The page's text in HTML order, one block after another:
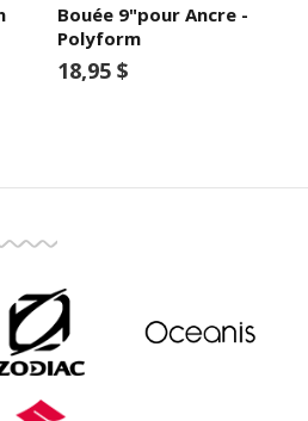
Bouée 9"pour Ancre -
Polyform
18,95 $